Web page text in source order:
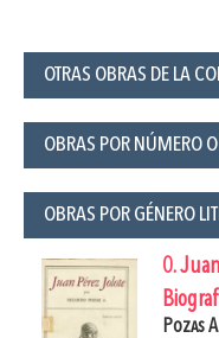
OTRAS OBRAS DE LA
OBRAS POR NÚMERO
OBRAS POR GÉNERO
0.
Pozas